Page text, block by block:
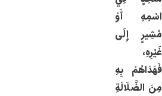
اسْمِهِ أَوْ
مُشِيرٍ إِلَى
غَيْرِهِ،
فَهَدَاهُمْ بِهِ
مِنَ الضَّلَالَةِ